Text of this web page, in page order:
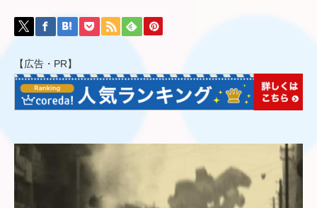
【広告・PR】